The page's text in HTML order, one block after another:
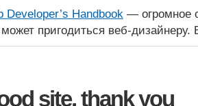
Developer’s Handbook — огромное
может пригодиться веб-дизайнеру.
site, thank you